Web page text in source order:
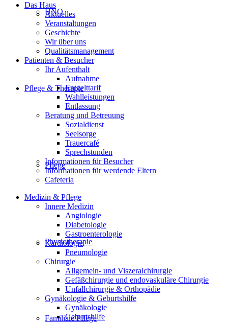
HNO
Pflege & Therapie
Pflege
Physiotherapie
Familiale Pflege
Das Haus
Aktuelles
Veranstaltungen
Geschichte
Wir über uns
Qualitätsmanagement
Patienten & Besucher
Ihr Aufenthalt
Aufnahme
Entgelttarif
Wahlleistungen
Entlassung
Beratung und Betreuung
Sozialdienst
Seelsorge
Trauercafé
Sprechstunden
Informationen für Besucher
Informationen für werdende Eltern
Cafeteria
Medizin & Pflege
Innere Medizin
Angiologie
Diabetologie
Gastroenterologie
Kardiologie
Pneumologie
Chirurgie
Allgemein- und Viszeralchirurgie
Gefäßchirurgie und endovaskuläre Chirurgie
Unfallchirurgie & Orthopädie
Gynäkologie & Geburtshilfe
Gynäkologie
Geburtshilfe